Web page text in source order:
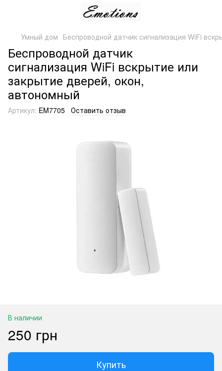
Умный дом Беспроводной датчик сигнализация WiFi
Беспроводной датчик
сигнализация WiFi вскрытие или
закрытие дверей, окон,
автономный
Артикул: EM7705 Оставить отзыв
В наличии
250 грн
Купить